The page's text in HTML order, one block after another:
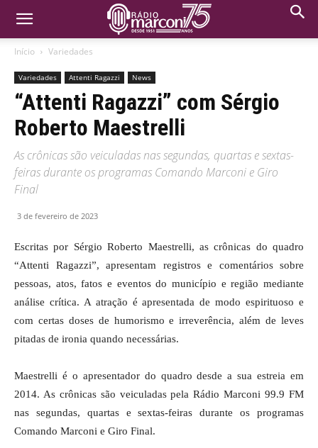
Início Variedades
Variedades Attenti Ragazzi News
“Attenti Ragazzi” com Sérgio
Roberto Maestrelli
As crônicas são veiculadas nas segundas, quartas e sextas-
feiras durante os programas Comando Marconi e Giro
Final
3 de fevereiro de 2023
Escritas por Sérgio Roberto Maestrelli, as crônicas do quadro
“Attenti Ragazzi”, apresentam registros e comentários sobre
pessoas, atos, fatos e eventos do município e região mediante
análise crítica. A atração é apresentada de modo espirituoso e
com certas doses de humorismo e irreverência, além de leves
pitadas de ironia quando necessárias.
Maestrelli é o apresentador do quadro desde a sua estreia em
2014. As crônicas são veiculadas pela Rádio Marconi 99.9 FM
nas segundas, quartas e sextas-feiras durante os programas
Comando Marconi e Giro Final.